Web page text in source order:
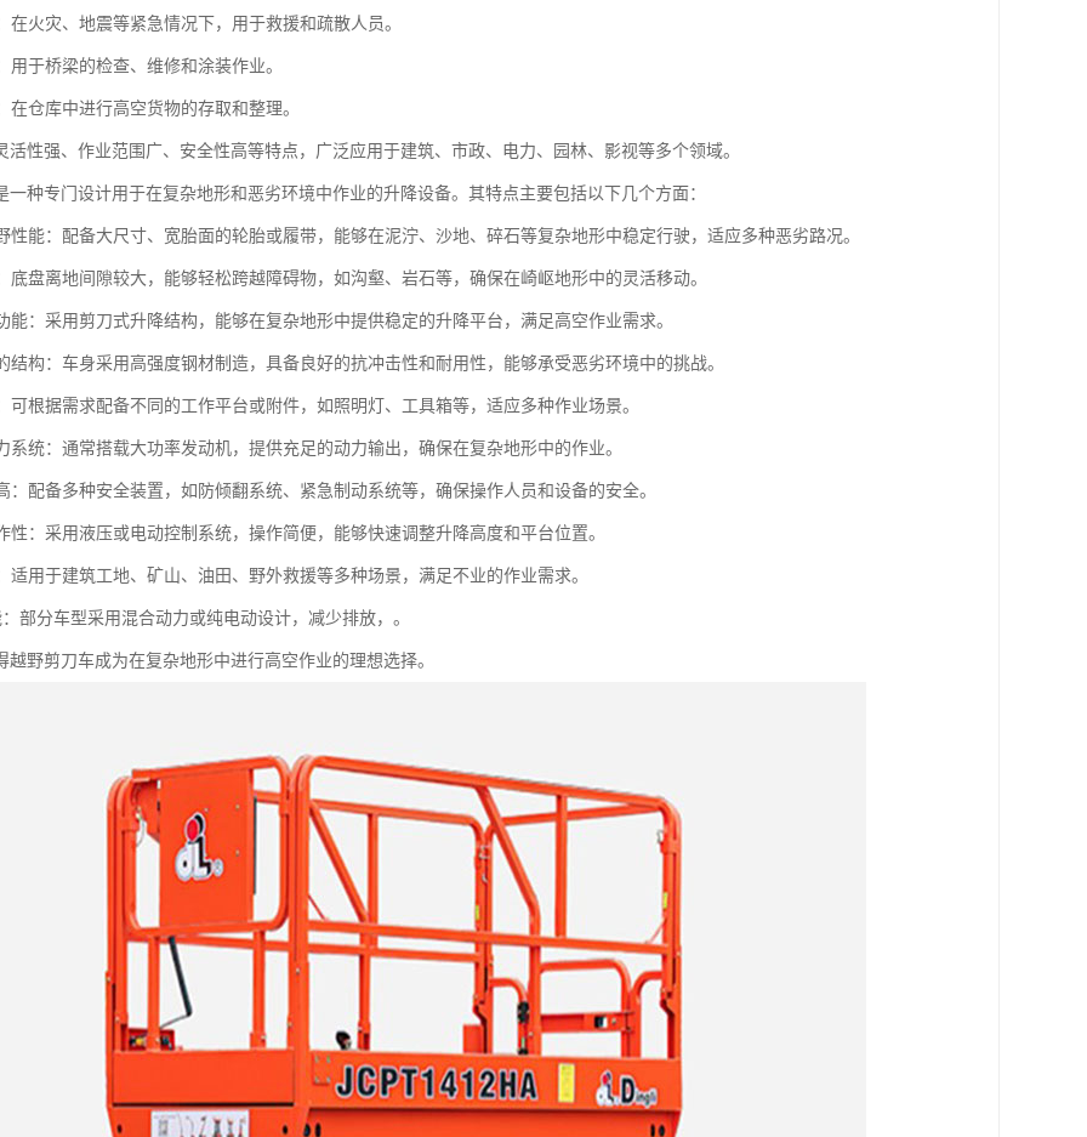
在火灾、地震等紧急情况下，用于救援和疏散人员。
用于桥梁的检查、维修和涂装作业。
在仓库中进行高空货物的存取和整理。
活性强、作业范围广、安全性高等特点，广泛应用于建筑、市政、电力、园林、影视等多个领域。
一种专门设计用于在复杂地形和恶劣环境中作业的升降设备。其特点主要包括以下几个方面：
性能：配备大尺寸、宽胎面的轮胎或履带，能够在泥泞、沙地、碎石等复杂地形中稳定行驶，适应多种恶劣路况。
底盘离地间隙较大，能够轻松跨越障碍物，如沟壑、岩石等，确保在崎岖地形中的灵活移动。
能：采用剪刀式升降结构，能够在复杂地形中提供稳定的升降平台，满足高空作业需求。
结构：车身采用高强度钢材制造，具备良好的抗冲击性和耐用性，能够承受恶劣环境中的挑战。
可根据需求配备不同的工作平台或附件，如照明灯、工具箱等，适应多种作业场景。
系统：通常搭载大功率发动机，提供充足的动力输出，确保在复杂地形中的作业。
：配备多种安全装置，如防倾翻系统、紧急制动系统等，确保操作人员和设备的安全。
性：采用液压或电动控制系统，操作简便，能够快速调整升降高度和平台位置。
适用于建筑工地、矿山、油田、野外救援等多种场景，满足不业的作业需求。
部分车型采用混合动力或纯电动设计，减少排放，。
越野剪刀车成为在复杂地形中进行高空作业的理想选择。